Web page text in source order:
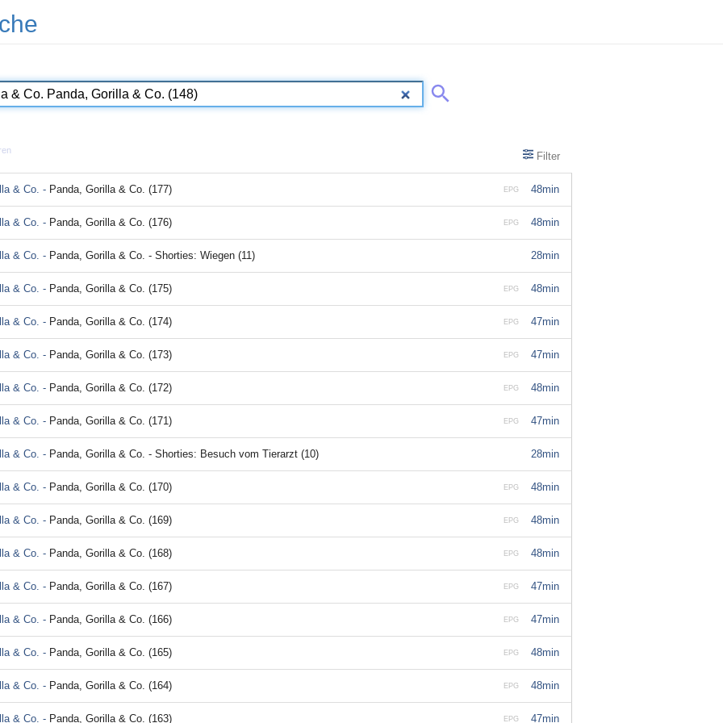
Filter
48min
EPG
& Co. - Panda, Gorilla & Co. (177)
48min
EPG
& Co. - Panda, Gorilla & Co. (176)
28min
& Co. - Panda, Gorilla & Co. - Shorties: Wiegen (11)
48min
EPG
& Co. - Panda, Gorilla & Co. (175)
47min
EPG
& Co. - Panda, Gorilla & Co. (174)
47min
EPG
& Co. - Panda, Gorilla & Co. (173)
48min
EPG
& Co. - Panda, Gorilla & Co. (172)
47min
EPG
& Co. - Panda, Gorilla & Co. (171)
28min
& Co. - Panda, Gorilla & Co. - Shorties: Besuch vom Tierarzt (10)
48min
EPG
& Co. - Panda, Gorilla & Co. (170)
48min
EPG
& Co. - Panda, Gorilla & Co. (169)
48min
EPG
& Co. - Panda, Gorilla & Co. (168)
47min
EPG
& Co. - Panda, Gorilla & Co. (167)
47min
EPG
& Co. - Panda, Gorilla & Co. (166)
48min
EPG
& Co. - Panda, Gorilla & Co. (165)
48min
EPG
& Co. - Panda, Gorilla & Co. (164)
47min
EPG
& Co. - Panda, Gorilla & Co. (163)